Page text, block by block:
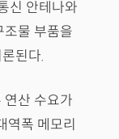
신 안테나와
조물 부품을
된다.
연산 수요가
역폭 메모리